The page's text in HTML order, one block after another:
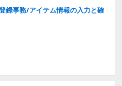
録事務/アイテム情報の入力と確